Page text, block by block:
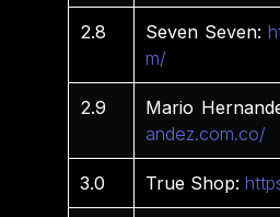
2.8 Seven Seven:
m/
2.9 Mario
andez.com.co/
3.0 True Shop: